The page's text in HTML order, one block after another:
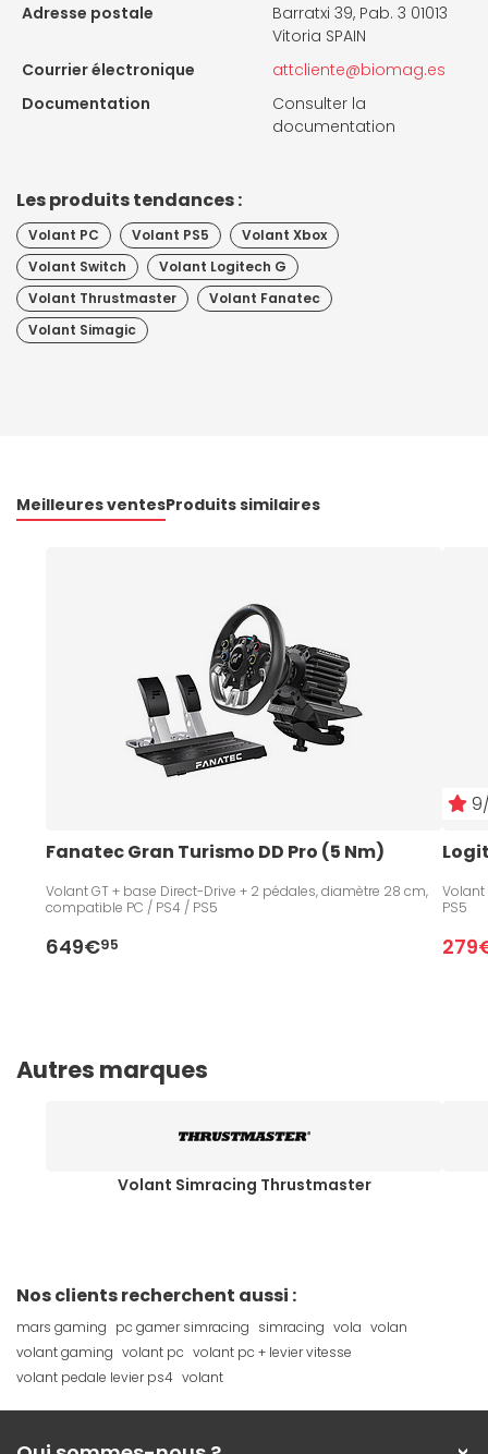
Adresse postale
Barratxi 39, Pab. 3 01013
Vitoria SPAIN
Courrier électronique
attcliente@biomag.es
Documentation
Consulter la
documentation
Les produits tendances :
Volant PC Volant PS5
Volant Xbox
Volant Switch
Volant Logitech G
Volant Thrustmaster
Volant Fanatec
Volant Simagic
Meilleures ventesProduits similaires
Fanatec Gran Turismo DD Pro (5 Nm)
Volant GT + base Direct-Drive + 2 pédales, diamètre 28 cm,
compatible PC / PS4 / PS5
649€95
Volant
PS5
Autres marques
Volant Simracing Thrustmaster
Nos clients recherchent aussi :
mars gaming pc gamer simracing simracing vola volan
volant gaming volant pc volant pc + levier vitesse
volant pedale levier ps4 volant